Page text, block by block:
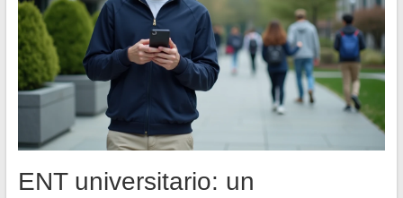
ENT universitario: un